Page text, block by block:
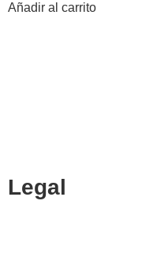
Añadir al carrito
Legal